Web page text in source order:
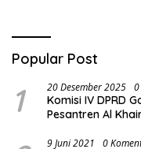
Popular Post
1 20 Desember 2025
Komisi IV DPRD
Pesantren Al
9 Juni 2021 0